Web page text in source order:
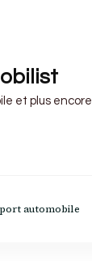
et plus encore
automobile